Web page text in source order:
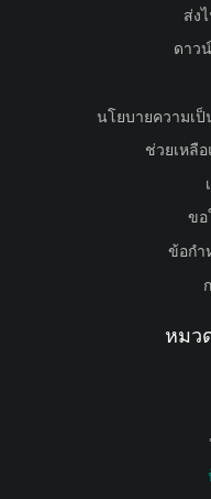
ส่ง
ดาว
นโยบายความเ
ช่วยเหลื
ขอ
ข้อกำ
หมว